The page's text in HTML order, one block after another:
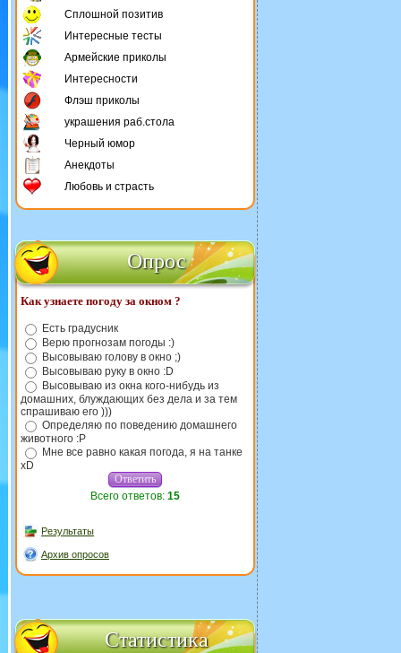
Сплошной позитив
Интересные тесты
Армейские приколы
Интересности
Флэш приколы
украшения раб.стола
Черный юмор
Анекдоты
Любовь и страсть
Опрос
Как узнаете погоду за окном ?
Есть градусник
Верю прогнозам погоды :)
Высовываю голову в окно ;)
Высовываю руку в окно :D
Высовываю из окна кого-нибудь из
домашних, блуждающих без дела и за тем
спрашиваю его )))
Определяю по поведению домашнего
животного :P
Мне все равно какая погода, я на танке
xD
Всего ответов: 15
Результаты
Архив опросов
Статистика